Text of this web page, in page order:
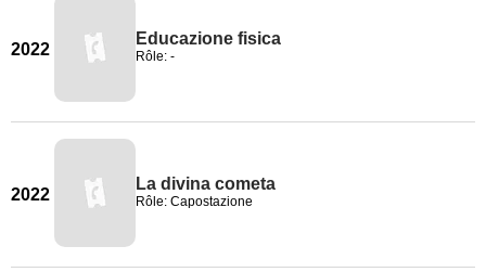
2022
Educazione fisica
Rôle: -
2022
La divina cometa
Rôle: Capostazione